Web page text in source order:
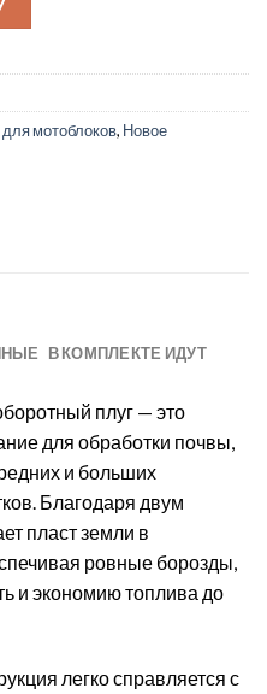
мотоблоков, Новое
В КОМПЛЕКТЕ ИДУТ
плуг — это
для обработки почвы,
и больших
Благодаря двум
пласт земли в
ровные борозды,
и экономию топлива до
легко справляется с